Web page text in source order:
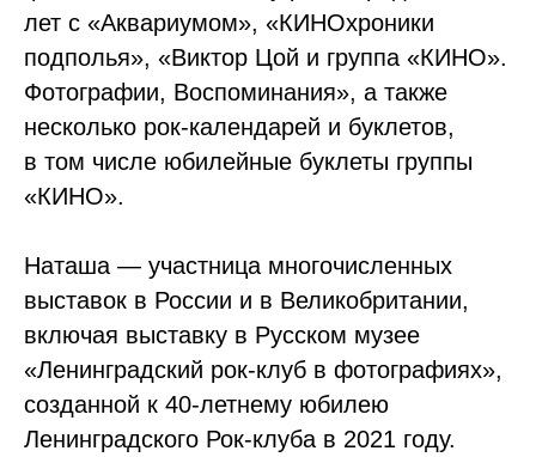
лет с «Аквариумом», «КИНОхроники
подполья», «Виктор Цой и группа «КИНО».
Фотографии, Воспоминания», а также
несколько рок-календарей и буклетов,
в том числе юбилейные буклеты группы
«КИНО».
Наташа — участница многочисленных
выставок в России и в Великобритании,
включая выставку в Русском музее
«Ленинградский рок-клуб в фотографиях»,
созданной к 40-летнему юбилею
Ленинградского Рок-клуба в 2021 году.